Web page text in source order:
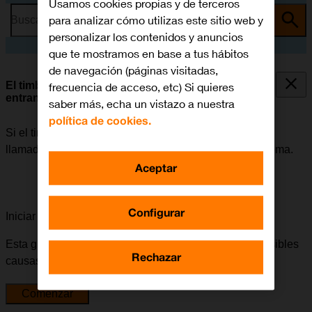
Busca por problema o tema
El timbre de llamada no suena con las llamadas
entrantes
Si el timbre de llamada no suena cuando recibes una
llamada, puede haber varias causas posibles al problema.
Iniciar la guía para solucionar tu problema
Esta guía te va a conducir a través de una serie de posibles
causas y soluciones al problema.
Comenzar
Usamos cookies propias y de terceros
para analizar cómo utilizas este sitio web y
personalizar los contenidos y anuncios
que te mostramos en base a tus hábitos
de navegación (páginas visitadas,
frecuencia de acceso, etc) Si quieres
saber más, echa un vistazo a nuestra
política de cookies.
Configurar
Rechazar
Aceptar